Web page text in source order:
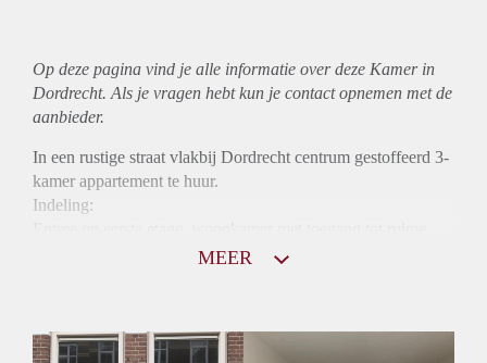
Op deze pagina vind je alle informatie over deze Kamer in
Dordrecht. Als je vragen hebt kun je contact opnemen met de
aanbieder.
In een rustige straat vlakbij Dordrecht centrum gestoffeerd 3-
kamer appartement te huur.
Indeling:
tuin , keuken, badkamer met douche en wasbak, twee
MEER